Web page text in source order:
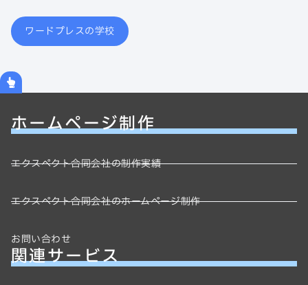
ワードプレスの学校
ホームページ制作
エクスペクト合同会社の制作実績
エクスペクト合同会社のホームページ制作
お問い合わせ
関連サービス